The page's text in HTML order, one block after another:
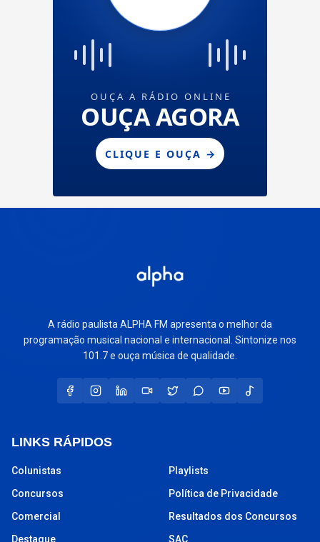
A rádio paulista ALPHA FM apresenta o melhor da
programação musical nacional e internacional. Sintonize nos
101.7 e ouça música de qualidade.
LINKS RÁPIDOS
Colunistas
Concursos
Comercial
Destaque
Playlists
Política de Privacidade
Resultados dos Concursos
SAC